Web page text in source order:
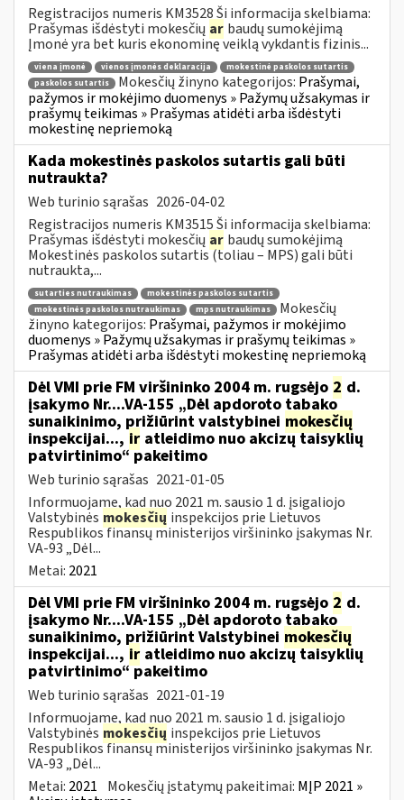
Registracijos numeris KM3528 Ši informacija skelbiama:
Prašymas išdėstyti mokesčių ar baudų sumokėjimą
Įmonė yra bet kuris ekonominę veiklą vykdantis fizinis...
viena įmonė vienos įmonės deklaracija
mokestinė paskolos sutartis
paskolos sutartis
Mokesčių žinyno kategorijos: Prašymai,
pažymos ir mokėjimo duomenys » Pažymų užsakymas ir
prašymų teikimas » Prašymas atidėti arba išdėstyti
mokestinę nepriemoką
Kada mokestinės paskolos sutartis gali būti
nutraukta?
Web turinio sąrašas 2026-04-02
Registracijos numeris KM3515 Ši informacija skelbiama:
Prašymas išdėstyti mokesčių ar baudų sumokėjimą
Mokestinės paskolos sutartis (toliau – MPS) gali būti
nutraukta,...
sutarties nutraukimas
mokestinės paskolos sutartis
mokestinės paskolos nutraukimas
mps nutraukimas
Mokesčių
žinyno kategorijos: Prašymai, pažymos ir mokėjimo
duomenys » Pažymų užsakymas ir prašymų teikimas »
Prašymas atidėti arba išdėstyti mokestinę nepriemoką
Dėl VMI prie FM viršininko 2004 m. rugsėjo 2 d.
įsakymo Nr....VA-155 „Dėl apdoroto tabako
sunaikinimo, prižiūrint valstybinei mokesčių
inspekcijai..., ir atleidimo nuo akcizų taisyklių
patvirtinimo“ pakeitimo
Web turinio sąrašas 2021-01-05
Informuojame, kad nuo 2021 m. sausio 1 d. įsigaliojo
Valstybinės mokesčių inspekcijos prie Lietuvos
Respublikos finansų ministerijos viršininko įsakymas Nr.
VA-93 „Dėl...
Metai: 2021
Dėl VMI prie FM viršininko 2004 m. rugsėjo 2 d.
įsakymo Nr....VA-155 „Dėl apdoroto tabako
sunaikinimo, prižiūrint Valstybinei mokesčių
inspekcijai..., ir atleidimo nuo akcizų taisyklių
patvirtinimo“ pakeitimo
Web turinio sąrašas 2021-01-19
Informuojame, kad nuo 2021 m. sausio 1 d. įsigaliojo
Valstybinės mokesčių inspekcijos prie Lietuvos
Respublikos finansų ministerijos viršininko įsakymas Nr.
VA-93 „Dėl...
Metai: 2021 Mokesčių įstatymų pakeitimai: MĮP 2021 »